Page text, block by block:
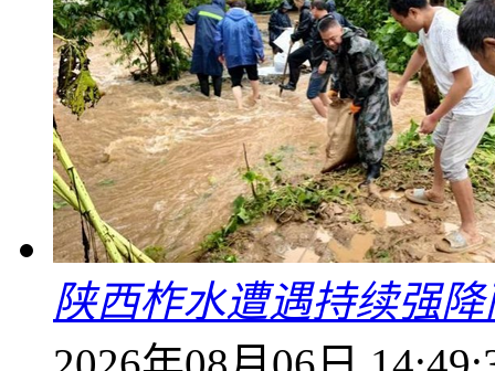
陕西柞水遭遇持续强